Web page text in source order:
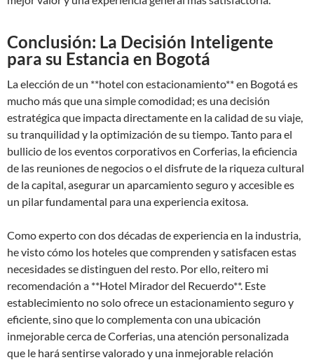
Conclusión: La Decisión Inteligente
para su Estancia en Bogotá
La elección de un **hotel con estacionamiento** en Bogotá es
mucho más que una simple comodidad; es una decisión
estratégica que impacta directamente en la calidad de su viaje,
su tranquilidad y la optimización de su tiempo. Tanto para el
bullicio de los eventos corporativos en Corferias, la eficiencia
de las reuniones de negocios o el disfrute de la riqueza cultural
de la capital, asegurar un aparcamiento seguro y accesible es
un pilar fundamental para una experiencia exitosa.
Como experto con dos décadas de experiencia en la industria,
he visto cómo los hoteles que comprenden y satisfacen estas
necesidades se distinguen del resto. Por ello, reitero mi
recomendación a **Hotel Mirador del Recuerdo**. Este
establecimiento no solo ofrece un estacionamiento seguro y
eficiente, sino que lo complementa con una ubicación
inmejorable cerca de Corferias, una atención personalizada
que le hará sentirse valorado y una inmejorable relación